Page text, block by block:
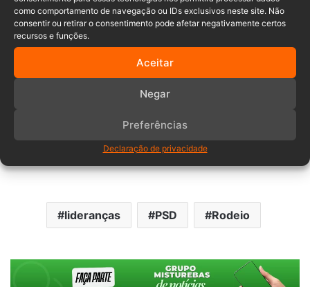
como comportamento de navegação ou IDs exclusivos neste site. Não
consentir ou retirar o consentimento pode afetar negativamente certos
recursos e funções.
Aceitar
Negar
Preferências
Declaração de privacidade
diretórios mais fortes do PSD no
Vale Europeu. Estamos firmes e
focados nas eleições de outubro.”
lideranças PSD Rodeio